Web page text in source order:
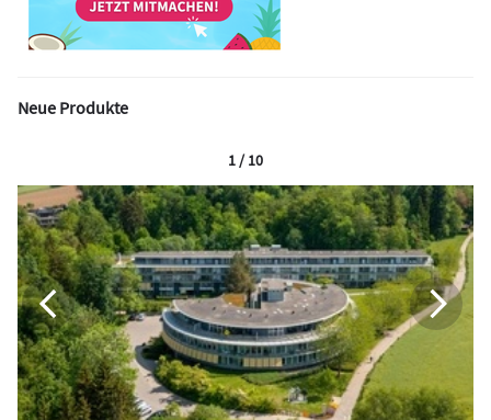
Neue Produkte
1 / 10